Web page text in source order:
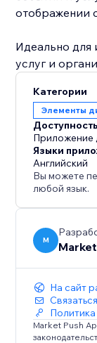
отображении
Идеально для
услуг и
сайт более
клиента.
Категории
Элементы
Доступность
Приложение
Языки
Английский
Вы можете
любой язык.
M
На сайт
Market Push